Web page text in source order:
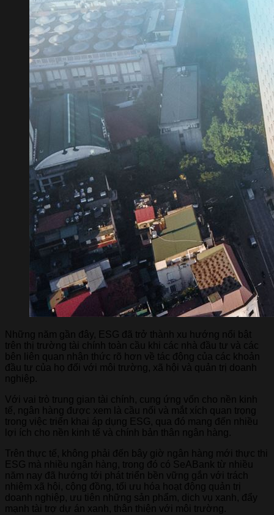
Những năm gần đây, ESG đã trở thành xu hướng nổi bật
trên thị trường tài chính toàn cầu khi các nhà đầu tư và các
bên liên quan nhận thức rõ hơn về tác động của các khoản
đầu tư của họ đối với môi trường, xã hội và quản trị doanh
nghiệp.
Với vai trò trung gian tài chính, cung ứng vốn cho nền kinh
tế, ngân hàng được xem là cầu nối và mắt xích quan trọng
trong việc triển khai áp dụng ESG, qua đó mang đến nhiều
lợi ích cho nền kinh tế và chính bản thân ngân hàng.
Trên thực tế, không phải đến bây giờ ngân hàng mới thực thi
ESG mà nhiều ngân hàng, trong đó có SeABank từ nhiều
năm nay đã hướng tới phát triển bền vững gắn với trách
nhiệm xã hội, cộng đồng, tối ưu hóa hoạt động quản trị
doanh nghiệp, ưu tiên những sản phẩm, dịch vụ xanh, đẩy
mạnh tài trợ dự án xanh, thân thiện với môi trường.